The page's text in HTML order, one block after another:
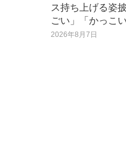
ス持ち上げる姿
ごい」「かっこ
2026年8月7日